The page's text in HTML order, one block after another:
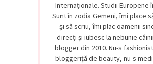
Internaționale. Studii Europene
Sunt în zodia Gemeni, îmi place
și să scriu, îmi plac oamenii
direcți și iubesc la nebunie
blogger din 2010. Nu-s
bloggeriță de beauty, nu-s